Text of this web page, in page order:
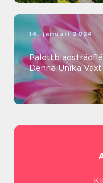
14. januari 2024
Denna Unika Växt